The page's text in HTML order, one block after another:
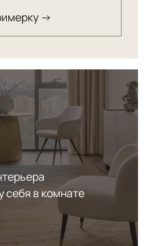
→
себя в комнате